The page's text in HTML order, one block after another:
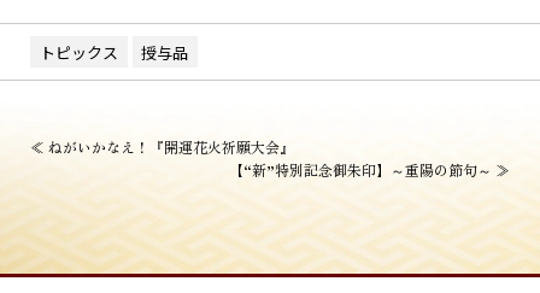
トピックス 授与品
投
稿
ナ
ビ
≪ ねがいかなえ！『開運花火祈願大会』
【“新”特別記念御朱印】～重陽の節句～ ≫